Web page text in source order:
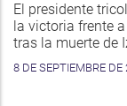
El presidente
la victoria frente
tras la muerte de
8 DE SEPTIEMBRE